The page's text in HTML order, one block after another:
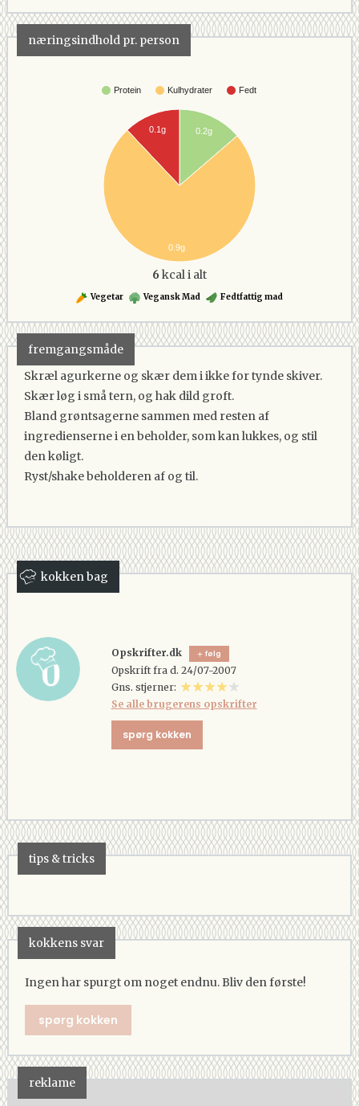
næringsindhold pr. person
Protein Kulhydrater Fedt
0.2g
0.1g
0.9g
6 kcal i alt
Vegetar Vegansk Mad Fedtfattig mad
fremgangsmåde
Skræl agurkerne og skær dem i ikke for tynde skiver.
Skær løg i små tern, og hak dild groft.
Bland grøntsagerne sammen med resten af
ingredienserne i en beholder, som kan lukkes, og stil
den køligt.
Ryst/shake beholderen af og til.
kokken bag
Opskrifter.dk følg
Opskrift fra d. 24/07-2007
Gns. stjerner:
Se alle brugerens opskrifter
spørg kokken
tips & tricks
kokkens svar
Ingen har spurgt om noget endnu. Bliv den første!
spørg kokken
reklame